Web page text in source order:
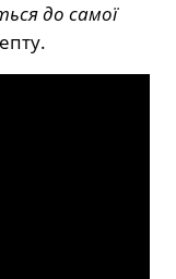
до самої